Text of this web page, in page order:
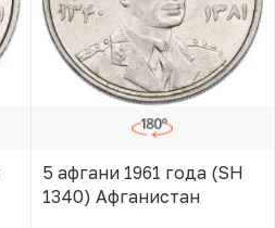
5 афгани 1961 года (SH
1340) Афганистан